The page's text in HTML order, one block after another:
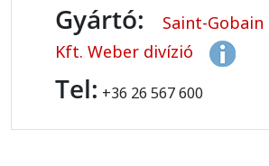
Gyártó:
Saint-
Kft. Weber divízió
Tel: +36 26 567 600